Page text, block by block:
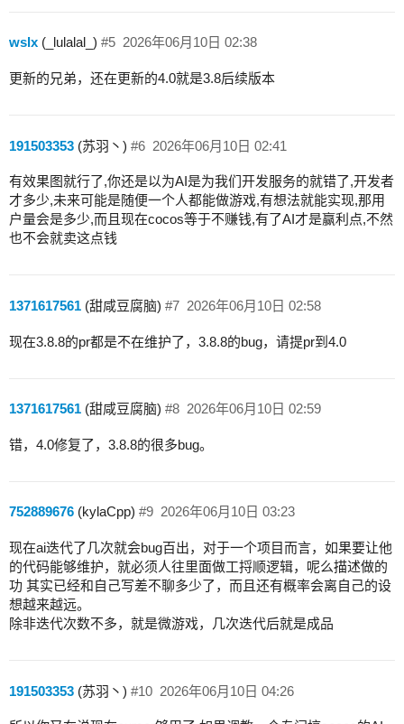
wslx (_lulalal_) 2026年06月10日 02:38
#5
更新的兄弟，还在更新的4.0就是3.8后续版本
191503353 (苏羽丶) 2026年06月10日 02:41
#6
有效果图就行了,你还是以为AI是为我们开发服务的就错了,开发者
才多少,未来可能是随便一个人都能做游戏,有想法就能实现,那用
户量会是多少,而且现在cocos等于不赚钱,有了AI才是赢利点,不然
也不会就卖这点钱
1371617561 (甜咸豆腐脑) 2026年06月10日 02:58
#7
现在3.8.8的pr都是不在维护了，3.8.8的bug，请提pr到4.0
1371617561 (甜咸豆腐脑) 2026年06月10日 02:59
#8
错，4.0修复了，3.8.8的很多bug。
752889676 (kylaCpp) 2026年06月10日 03:23
#9
现在ai迭代了几次就会bug百出，对于一个项目而言，如果要让他
的代码能够维护，就必须人往里面做工捋顺逻辑，呢么描述做的
功 其实已经和自己写差不聊多少了，而且还有概率会离自己的设
想越来越远。
除非迭代次数不多，就是微游戏，几次迭代后就是成品
191503353 (苏羽丶) 2026年06月10日 04:26
#10